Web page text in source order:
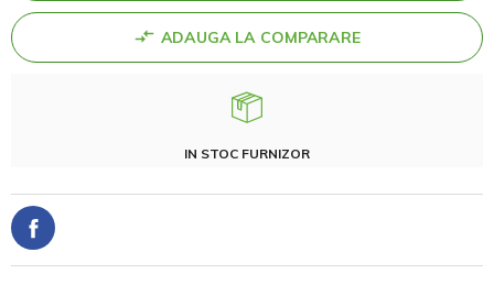
ADAUGA LA COMPARARE
IN STOC FURNIZOR